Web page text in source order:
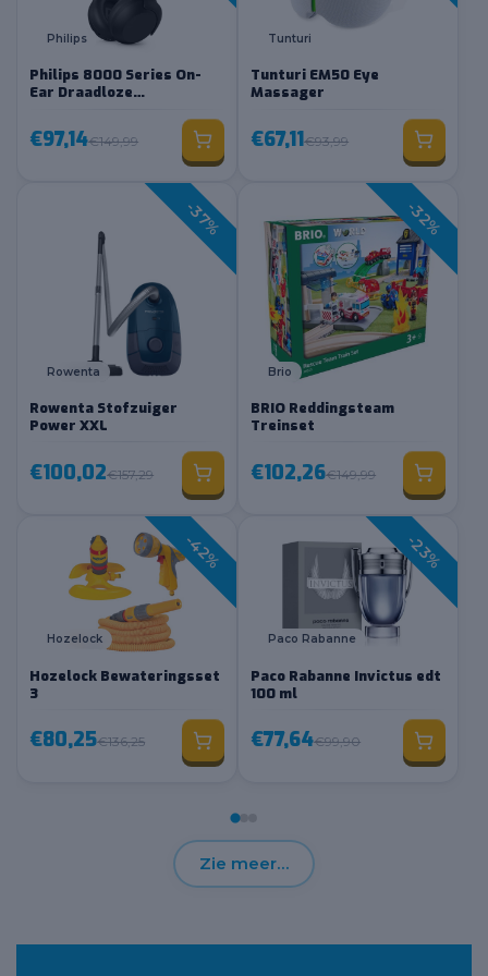
Loading...
Philips
Philips 8000 Series On-
Ear Draadloze
€97,14€149,99
Tunturi
Tunturi EM50 Eye
Massager
€67,11€93,99
-37%
Rowenta
Rowenta Stofzuiger
Power XXL
€100,02€157,29
-32%
Brio
BRIO Reddingsteam
Treinset
€102,26€149,99
-42%
Hozelock
Hozelock Bewateringsset
3
€80,25€136,25
-23%
Paco Rabanne
Paco Rabanne Invictus edt
100 ml
€77,64€99,90
Zie meer…